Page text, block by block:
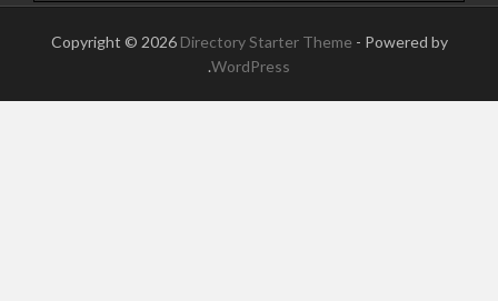
Copyright © 2026 Directory Starter Theme - Powered by
WordPress
.